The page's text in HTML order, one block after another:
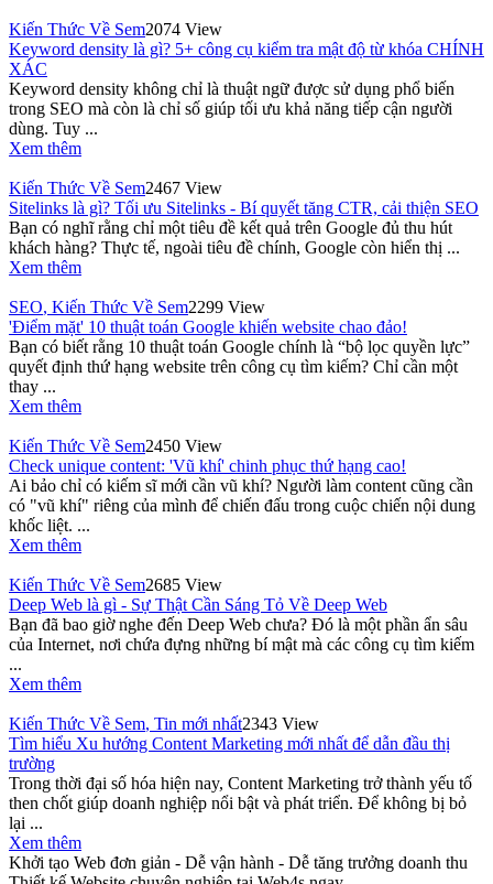
Kiến Thức Về Sem2074 View
Keyword density là gì? 5+ công cụ kiểm tra mật độ từ khóa CHÍNH
XÁC
Keyword density không chỉ là thuật ngữ được sử dụng phổ biến
trong SEO mà còn là chỉ số giúp tối ưu khả năng tiếp cận người
dùng. Tuy ...
Xem thêm
Kiến Thức Về Sem2467 View
Sitelinks là gì? Tối ưu Sitelinks - Bí quyết tăng CTR, cải thiện SEO
Bạn có nghĩ rằng chỉ một tiêu đề kết quả trên Google đủ thu hút
khách hàng? Thực tế, ngoài tiêu đề chính, Google còn hiển thị ...
Xem thêm
SEO, Kiến Thức Về Sem2299 View
'Điểm mặt' 10 thuật toán Google khiến website chao đảo!
Bạn có biết rằng 10 thuật toán Google chính là “bộ lọc quyền lực”
quyết định thứ hạng website trên công cụ tìm kiếm? Chỉ cần một
thay ...
Xem thêm
Kiến Thức Về Sem2450 View
Check unique content: 'Vũ khí' chinh phục thứ hạng cao!
Ai bảo chỉ có kiếm sĩ mới cần vũ khí? Người làm content cũng cần
có "vũ khí" riêng của mình để chiến đấu trong cuộc chiến nội dung
khốc liệt. ...
Xem thêm
Kiến Thức Về Sem2685 View
Deep Web là gì - Sự Thật Cần Sáng Tỏ Về Deep Web
Bạn đã bao giờ nghe đến Deep Web chưa? Đó là một phần ẩn sâu
của Internet, nơi chứa đựng những bí mật mà các công cụ tìm kiếm
...
Xem thêm
Kiến Thức Về Sem, Tin mới nhất2343 View
Tìm hiểu Xu hướng Content Marketing mới nhất để dẫn đầu thị
trường
Trong thời đại số hóa hiện nay, Content Marketing trở thành yếu tố
then chốt giúp doanh nghiệp nổi bật và phát triển. Để không bị bỏ
lại ...
Xem thêm
Khởi tạo Web đơn giản - Dễ vận hành - Dễ tăng trưởng doanh thu